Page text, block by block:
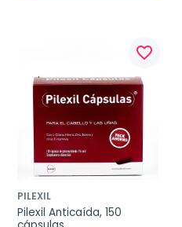
favorite_border
PILEXIL
Pilexil Anticaída, 150